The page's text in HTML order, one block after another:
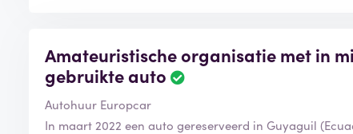
Amateuristische organisatie met in
gebruikte auto
B
o
Autohuur Europcar
In maart 2022 een auto gereserveerd in Guyaguil